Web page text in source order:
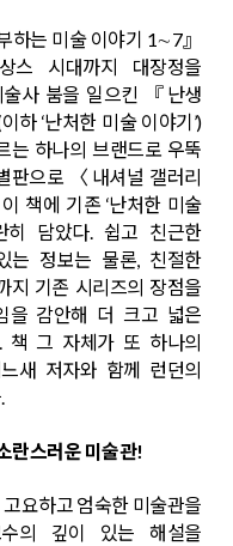
하는 미술 이야기 1∼7』
스 시대까지 대장정을
사 붐을 일으킨 『난생
하 ‘난처한 미술 이야기’)
는 하나의 브랜드로 우뚝
판으로 〈내셔널 갤러리
책에 기존 ‘난처한 미술
히 담았다. 쉽고 친근한
는 정보는 물론, 친절한
지 기존 시리즈의 장점을
을 감안해 더 크고 넓은
책 그 자체가 또 하나의
새 저자와 함께 런던의
란스러운 미술관!
요하고 엄숙한 미술관을
의 깊이 있는 해설을